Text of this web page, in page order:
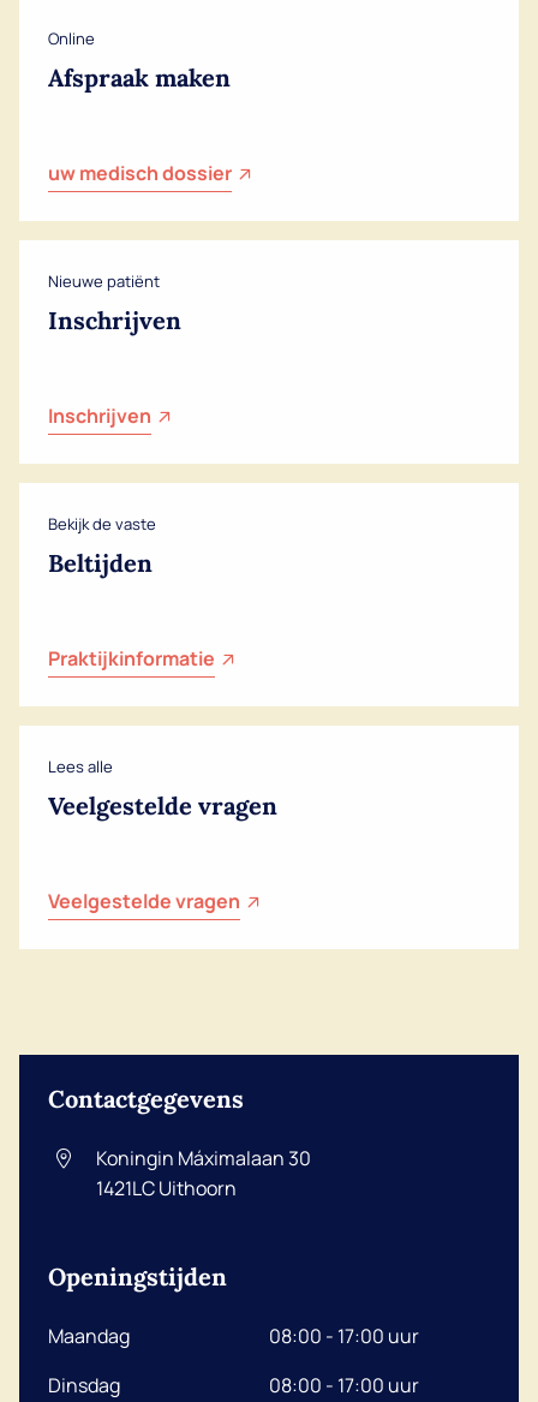
Online
Afspraak maken
uw medisch dossier
Nieuwe patiënt
Inschrijven
Inschrijven
Bekijk de vaste
Beltijden
Praktijkinformatie
Lees alle
Veelgestelde vragen
Veelgestelde vragen
Contactgegevens
Koningin Máximalaan 30
1421LCUithoorn
Openingstijden
Maandag
08:00 - 17:00 uur
Dinsdag
08:00 - 17:00 uur
Dutch
English